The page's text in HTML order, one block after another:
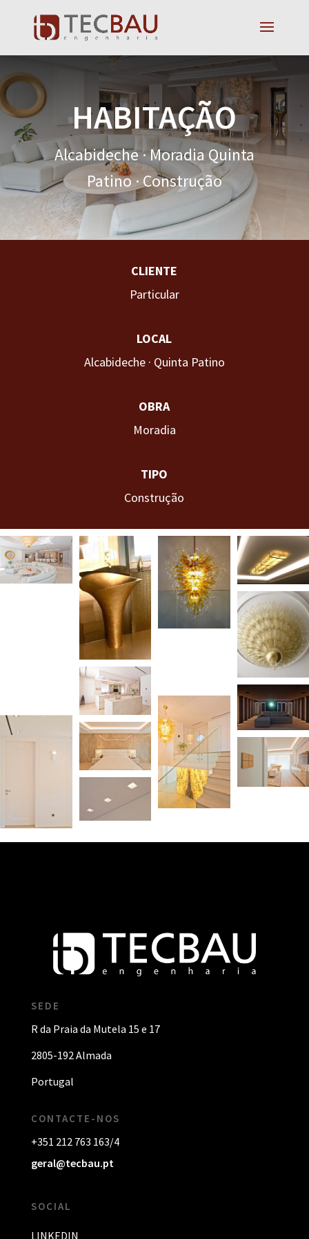
HABITAÇÃO
Alcabideche · Moradia Quinta
Patino · Construção
CLIENTE
Particular
LOCAL
Alcabideche · Quinta Patino
OBRA
Moradia
TIPO
Construção
SEDE
R da Praia da Mutela 15 e 17
2805-192 Almada
Portugal
CONTACTE-NOS
+351 212 763 163/4
geral@tecbau.pt
SOCIAL
LINKEDIN